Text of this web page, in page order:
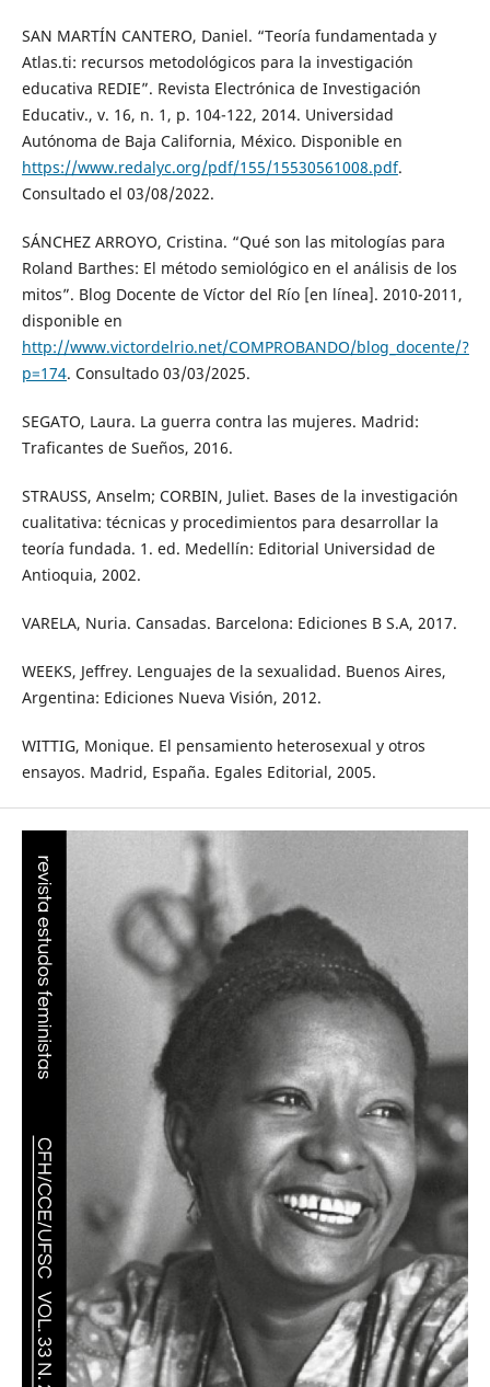
SAN MARTÍN CANTERO, Daniel. “Teoría fundamentada y
Atlas.ti: recursos metodológicos para la investigación
educativa REDIE”. Revista Electrónica de Investigación
Educativ., v. 16, n. 1, p. 104-122, 2014. Universidad
Autónoma de Baja California, México. Disponible en
https://www.redalyc.org/pdf/155/15530561008.pdf.
Consultado el 03/08/2022.
SÁNCHEZ ARROYO, Cristina. “Qué son las mitologías para
Roland Barthes: El método semiológico en el análisis de los
mitos”. Blog Docente de Víctor del Río [en línea]. 2010-2011,
disponible en
http://www.victordelrio.net/COMPROBANDO/blog_docente/?
p=174. Consultado 03/03/2025.
SEGATO, Laura. La guerra contra las mujeres. Madrid:
Traficantes de Sueños, 2016.
STRAUSS, Anselm; CORBIN, Juliet. Bases de la investigación
cualitativa: técnicas y procedimientos para desarrollar la
teoría fundada. 1. ed. Medellín: Editorial Universidad de
Antioquia, 2002.
VARELA, Nuria. Cansadas. Barcelona: Ediciones B S.A, 2017.
WEEKS, Jeffrey. Lenguajes de la sexualidad. Buenos Aires,
Argentina: Ediciones Nueva Visión, 2012.
WITTIG, Monique. El pensamiento heterosexual y otros
ensayos. Madrid, España. Egales Editorial, 2005.